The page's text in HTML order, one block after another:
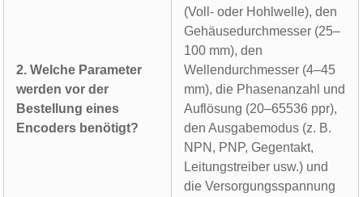
2. Welche Parameter
werden vor der
Bestellung eines
Encoders benötigt?
(Voll- oder Hohlwelle), den
Gehäusedurchmesser (25–
100 mm), den
Wellendurchmesser (4–45
mm), die Phasenanzahl und
Auflösung (20–65536 ppr),
den Ausgabemodus (z. B.
NPN, PNP, Gegentakt,
Leitungstreiber usw.) und
die Versorgungsspannung